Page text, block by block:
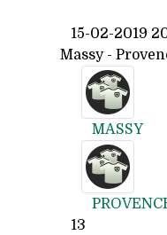
15-02-2019
Massy -
MASSY
13